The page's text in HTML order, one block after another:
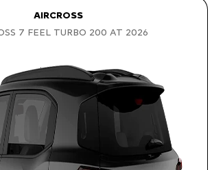
AIRCROSS
7 FEEL TURBO 200 AT 2026